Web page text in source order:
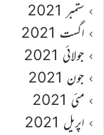
ستمبر 2021
اگست 2021
جولائی 2021
جون 2021
مئی 2021
اپریل 2021